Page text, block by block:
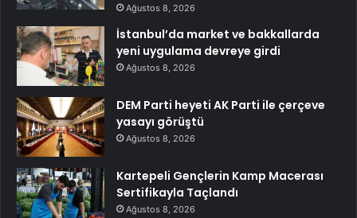
Ağustos 8, 2026
İstanbul’da market ve bakkallarda
yeni uygulama devreye girdi
Ağustos 8, 2026
DEM Parti heyeti AK Parti ile çerçeve
yasayı görüştü
Ağustos 8, 2026
Kartepeli Gençlerin Kamp Macerası
Sertifikayla Taçlandı
Ağustos 8, 2026